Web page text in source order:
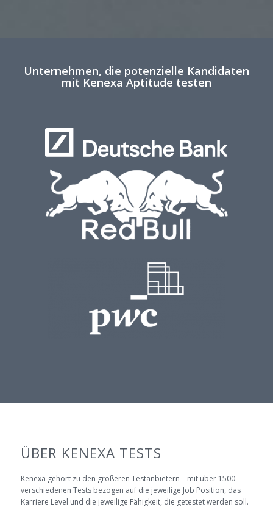
Unternehmen, die potenzielle Kandidaten
mit Kenexa Aptitude testen
ÜBER KENEXA TESTS
Kenexa gehört zu den größeren Testanbietern – mit über 1500
verschiedenen Tests bezogen auf die jeweilige Job Position, das
Karriere Level und die jeweilige Fähigkeit, die getestet werden soll.